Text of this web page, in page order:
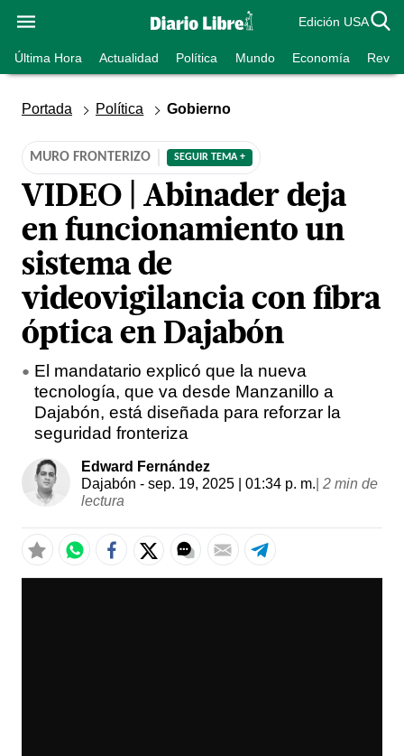
Edición USA
Última Hora Actualidad Política Mundo Economía
Portada Política Gobierno
MURO FRONTERIZO SEGUIR TEMA +
VIDEO | Abinader deja
en funcionamiento un
sistema de
videovigilancia con fibra
óptica en Dajabón
El mandatario explicó que la nueva
tecnología, que va desde Manzanillo a
Dajabón, está diseñada para reforzar la
seguridad fronteriza
Edward Fernández
Dajabón - sep. 19, 2025 | 01:34 p. m. 2 min de
lectura